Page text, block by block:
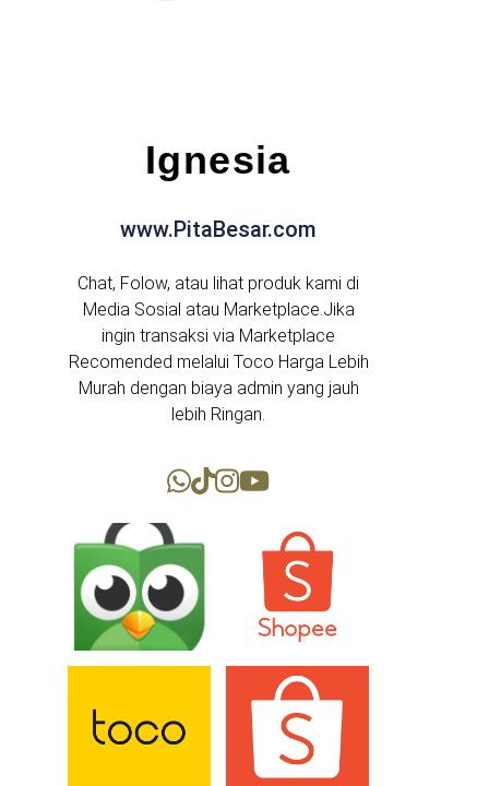
Ignesia
www.PitaBesar.com
Chat, Folow, atau lihat produk kami di
Media Sosial atau Marketplace.Jika
ingin transaksi via Marketplace
Recomended melalui Toco Harga Lebih
Murah dengan biaya admin yang jauh
lebih Ringan.